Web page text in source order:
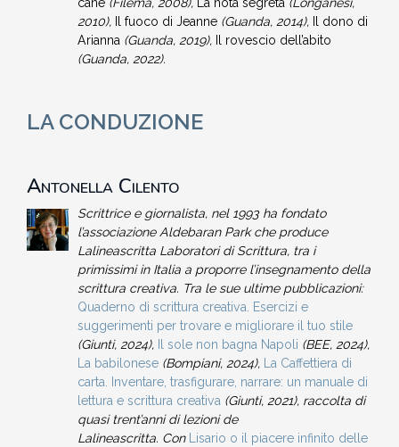
2010),Il fuoco di Jeanne(Guanda, 2014),
Il dono di
Arianna (Guanda, 2019),
Il rovescio dell’abito
(Guanda, 2022).
LA CONDUZIONE
Antonella Cilento
Scrittrice e giornalista, nel 1993 ha fondato
l’associazione Aldebaran Park che produce
Lalineascritta Laboratori di Scrittura, tra i
primissimi in Italia a proporre l’insegnamento della
scrittura creativa. Tra le sue ultime pubblicazioni:
Quaderno di scrittura creativa. Esercizi e
suggerimenti per trovare e migliorare il tuo stile
(Giunti, 2024),
Il sole non bagna Napoli (BEE, 2024),
La babilonese (Bompiani, 2024),
La Caffettiera di
carta. Inventare, trasfigurare, narrare: un manuale di
lettura e scrittura creativa (Giunti, 2021), raccolta di
quasi trent’anni di lezioni de
Lalineascritta. Con
Lisario o il piacere infinito delle